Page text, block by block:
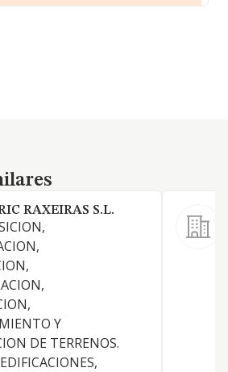
RAXEIRAS S.L.
Y
DE TERRENOS.